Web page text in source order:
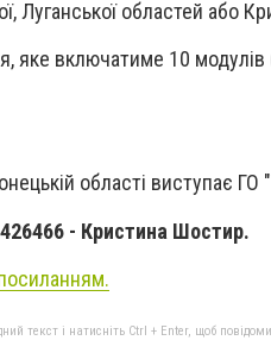
Луганської областей або
яке включатиме 10
області виступає ГО
- Кристина Шостир.
текст і натисніть Ctrl + Enter, щоб